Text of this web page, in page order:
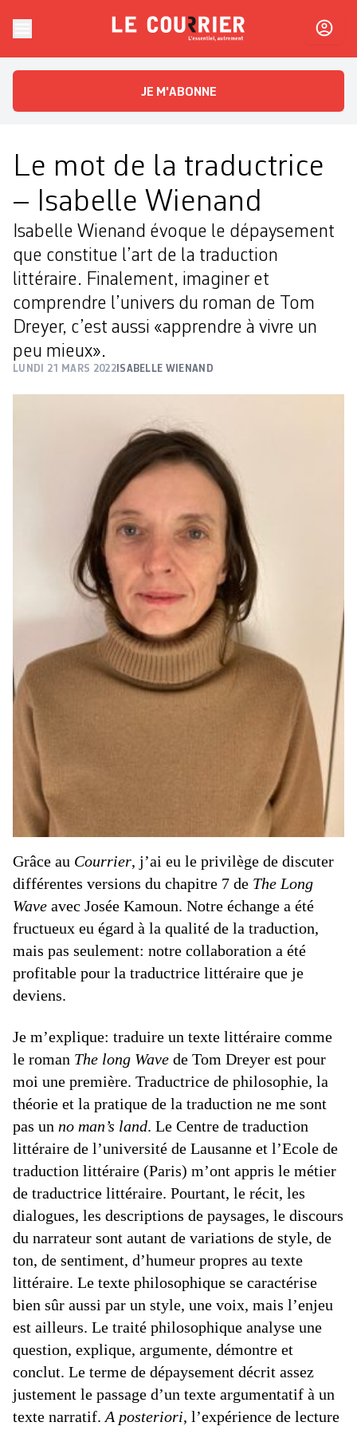
Le CourrierL'essentiel, autrement
JE M'ABONNE
Le mot de la traductrice
– Isabelle Wienand
Isabelle Wienand évoque le dépaysement
que constitue l’art de la traduction
littéraire. Finalement, imaginer et
comprendre l’univers du roman de Tom
Dreyer, c’est aussi «apprendre à vivre un
peu mieux».
LUNDI 21 MARS 2022ISABELLE WIENAND
Grâce au Courrier, j’ai eu le privilège de discuter
différentes versions du chapitre 7 de The Long
Wave avec Josée Kamoun. Notre échange a été
fructueux eu égard à la qualité de la traduction,
mais pas seulement: notre collaboration a été
profitable pour la traductrice littéraire que je
deviens.
Je m’explique: traduire un texte littéraire comme
le roman The long Wave de Tom Dreyer est pour
moi une première. Traductrice de philosophie, la
théorie et la pratique de la traduction ne me sont
pas un no man’s land. Le Centre de traduction
littéraire de l’université de Lausanne et l’Ecole de
traduction littéraire (Paris) m’ont appris le métier
de traductrice littéraire. Pourtant, le récit, les
dialogues, les descriptions de paysages, le discours
du narrateur sont autant de variations de style, de
ton, de sentiment, d’humeur propres au texte
littéraire. Le texte philosophique se caractérise
bien sûr aussi par un style, une voix, mais l’enjeu
est ailleurs. Le traité philosophique analyse une
question, explique, argumente, démontre et
conclut. Le terme de dépaysement décrit assez
justement le passage d’un texte argumentatif à un
texte narratif. A posteriori, l’expérience de lecture